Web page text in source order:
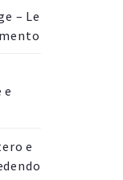
– Le
e
e